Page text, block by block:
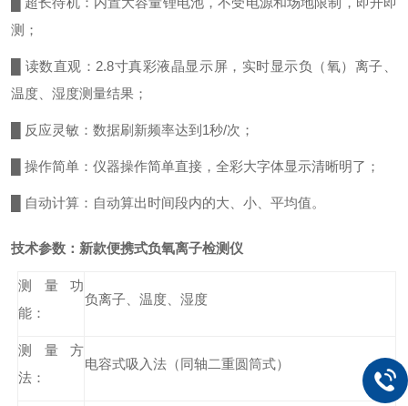
测；
█ 读数直观：2.8寸真彩液晶显示屏，实时显示负（氧）离子、
温度、湿度测量结果；
█ 反应灵敏：数据刷新频率达到1秒/次；
█ 操作简单：仪器操作简单直接，全彩大字体显示清晰明了；
█ 自动计算：自动算出时间段内的大、小、平均值。
技术参数： 新款便携式负氧离子检测仪
测量功
能：
负离子、温度、湿度
测量方
法：
电容式吸入法（同轴二重圆筒式）